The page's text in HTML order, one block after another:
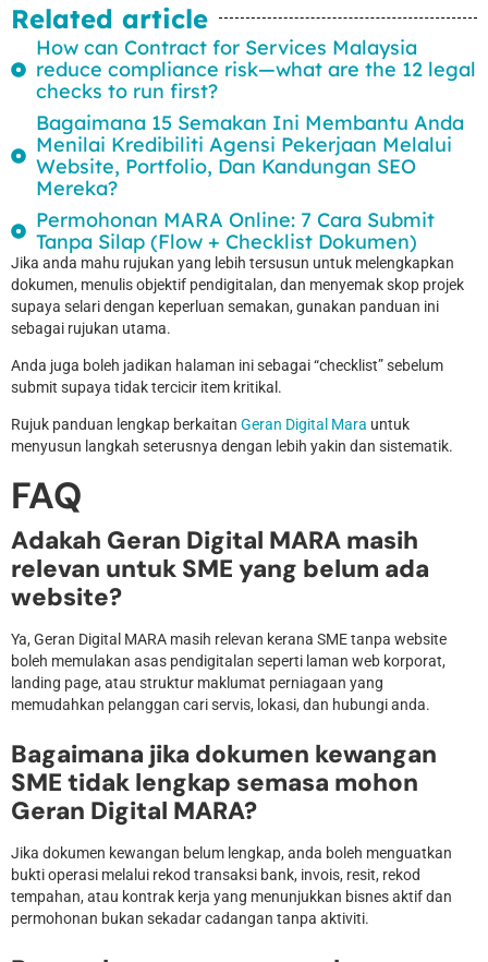
Related article
How can Contract for Services Malaysia
reduce compliance risk—what are the 12 legal
checks to run first?
Bagaimana 15 Semakan Ini Membantu Anda
Menilai Kredibiliti Agensi Pekerjaan Melalui
Website, Portfolio, Dan Kandungan SEO
Mereka?
Permohonan MARA Online: 7 Cara Submit
Tanpa Silap (Flow + Checklist Dokumen)
Jika anda mahu rujukan yang lebih tersusun untuk melengkapkan
dokumen, menulis objektif pendigitalan, dan menyemak skop projek
supaya selari dengan keperluan semakan, gunakan panduan ini
sebagai rujukan utama.
Anda juga boleh jadikan halaman ini sebagai “checklist” sebelum
submit supaya tidak tercicir item kritikal.
Rujuk panduan lengkap berkaitan Geran Digital Mara untuk
menyusun langkah seterusnya dengan lebih yakin dan sistematik.
FAQ
Adakah Geran Digital MARA masih
relevan untuk SME yang belum ada
website?
Ya, Geran Digital MARA masih relevan kerana SME tanpa website
boleh memulakan asas pendigitalan seperti laman web korporat,
landing page, atau struktur maklumat perniagaan yang
memudahkan pelanggan cari servis, lokasi, dan hubungi anda.
Bagaimana jika dokumen kewangan
SME tidak lengkap semasa mohon
Geran Digital MARA?
Jika dokumen kewangan belum lengkap, anda boleh menguatkan
bukti operasi melalui rekod transaksi bank, invois, resit, rekod
tempahan, atau kontrak kerja yang menunjukkan bisnes aktif dan
permohonan bukan sekadar cadangan tanpa aktiviti.